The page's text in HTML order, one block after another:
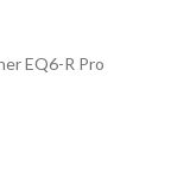
EQ6-R Pro